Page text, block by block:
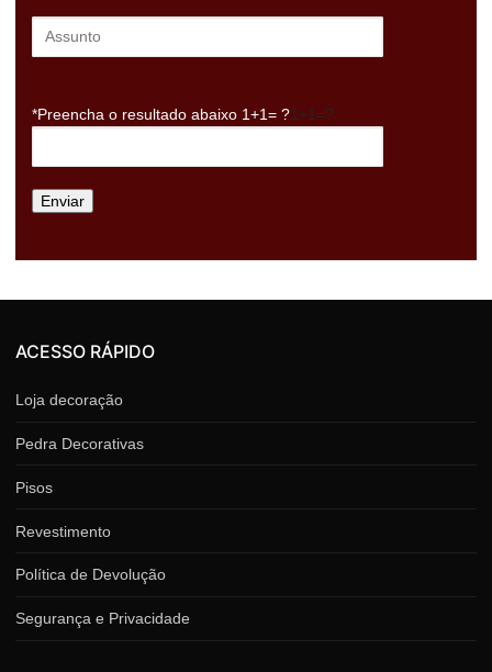
*Preencha o resultado abaixo 1+1= ?1+1=?
ACESSO RÁPIDO
Loja decoração
Pedra Decorativas
Pisos
Revestimento
Política de Devolução
Segurança e Privacidade